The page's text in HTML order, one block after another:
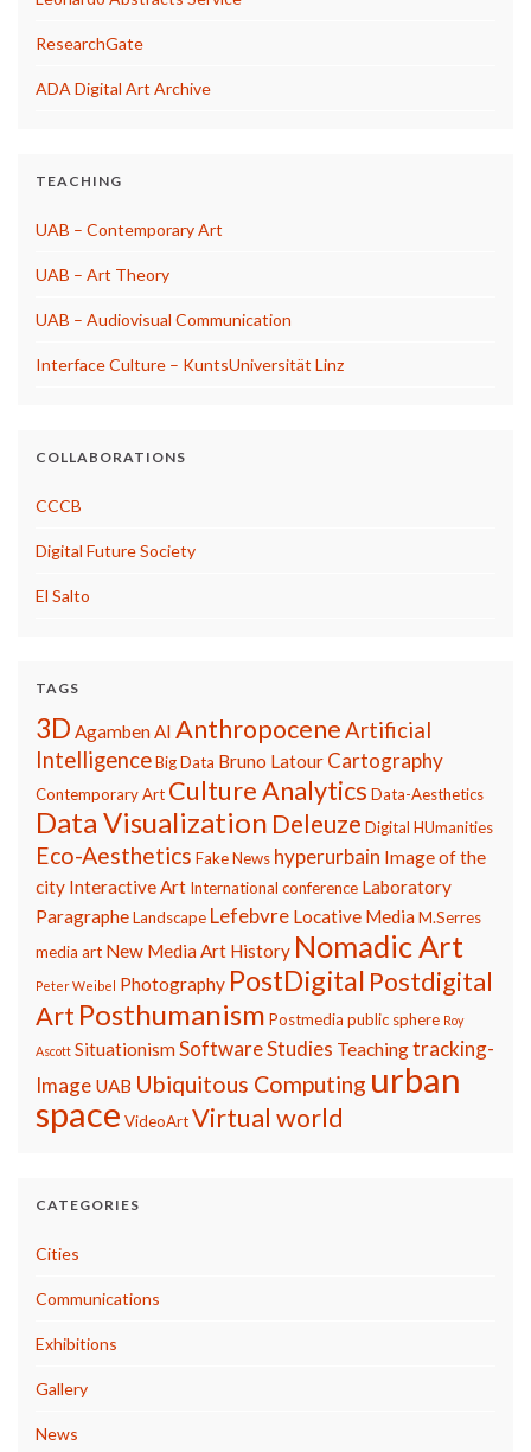
ResearchGate
ADA Digital Art Archive
TEACHING
UAB – Contemporary Art
UAB – Art Theory
UAB – Audiovisual Communication
Interface Culture – KuntsUniversität Linz
COLLABORATIONS
CCCB
Digital Future Society
El Salto
TAGS
3D AgambenAI AnthropoceneArtificial
IntelligenceBig Data Bruno Latour Cartography
Contemporary Art Culture Analytics Data-Aesthetics
Data Visualization Deleuze Digital HUmanities
Eco-Aesthetics Fake News hyperurbain Image of the
city Interactive Art International conference Laboratory
ParagrapheLandscape Lefebvre Locative MediaM.Serres
media art New Media Art History Nomadic Art
Peter Weibel Photography PostDigital Postdigital
Art Posthumanism Postmedia public sphere Roy
Ascott SituationismSoftware Studies Teachingtracking-
Image UAB Ubiquitous Computing urban
space VideoArtVirtual world
CATEGORIES
Cities
Communications
Exhibitions
Gallery
News